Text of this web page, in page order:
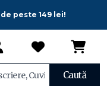
peste 149 lei!
Caută